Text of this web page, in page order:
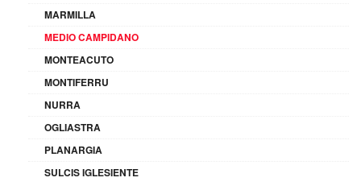
MARMILLA
MEDIO CAMPIDANO
MONTEACUTO
MONTIFERRU
NURRA
OGLIASTRA
PLANARGIA
SULCIS IGLESIENTE